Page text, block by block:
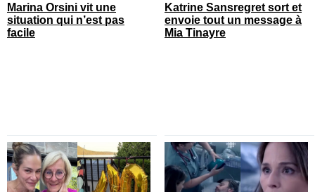
Marina Orsini vit une
situation qui n’est pas
facile
Katrine Sansregret sort et
envoie tout un message à
Mia Tinayre